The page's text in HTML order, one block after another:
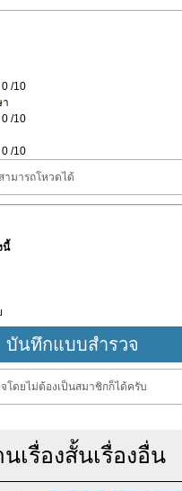
0 /10
0 /10
0 /10
ามารถโหวดได้
นี้
โดยไม่ต้องเป็นสมาชิกก็ได้ครับ
นเรื่องสั้นเรื่องอื่น